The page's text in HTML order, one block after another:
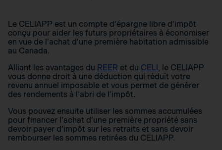
Le CELIAPP est un compte d’épargne libre d’impôt
conçu pour aider les futurs propriétaires à économiser
en vue de l’achat d’une première habitation admissible
au Canada.
Alliant les avantages du REER et du CELI, le CELIAPP
vous donne droit à une déduction qui réduit votre
revenu annuel imposable et vous permet de générer
des rendements à l’abri de l’impôt.
Vous pouvez ensuite utiliser les sommes accumulées
pour financer l’achat d’une première propriété sans
devoir payer d’impôt sur les retraits et sans devoir
rembourser les sommes retirées du CELIAPP.